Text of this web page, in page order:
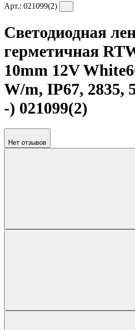
Арт.: 021099(2)
Светодиодная
герметичная
10mm 12V
W/m, IP67, 2835,
-) 021099(2)
Нет отзывов